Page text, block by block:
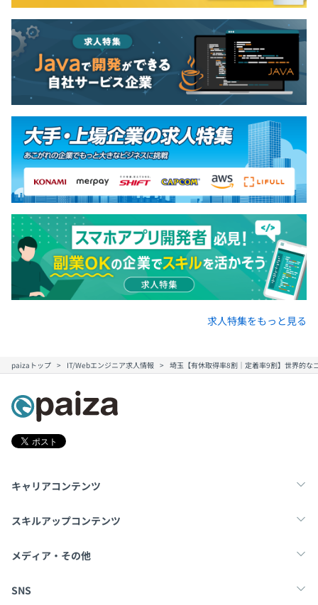
求人特集をもっと見る
paizaトップ IT/Webエンジニア求人情報 埼玉【有休取得率8割｜定着率9割】世界的な
キャリアコンテンツ
転職・キャリア
スキルアップコンテンツ
学習
メディア・その他
Tech Team Journal
SNS